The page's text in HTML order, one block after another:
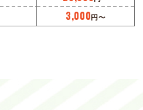
3,000円〜